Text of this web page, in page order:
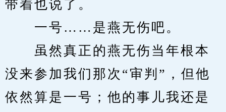
带着也说了。
一号……是燕无伤吧。
虽然真正的燕无伤当年根本
没来参加我们那次“审判”，但他
依然算是一号；他的事儿我还是